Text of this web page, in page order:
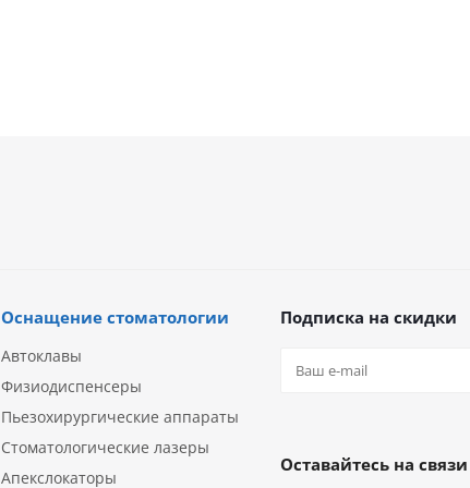
Оснащение стоматологии
Автоклавы
Физиодиспенсеры
Пьезохирургические аппараты
Стоматологические лазеры
Апекслокаторы
Подписка на скидки
Оставайтесь на связи